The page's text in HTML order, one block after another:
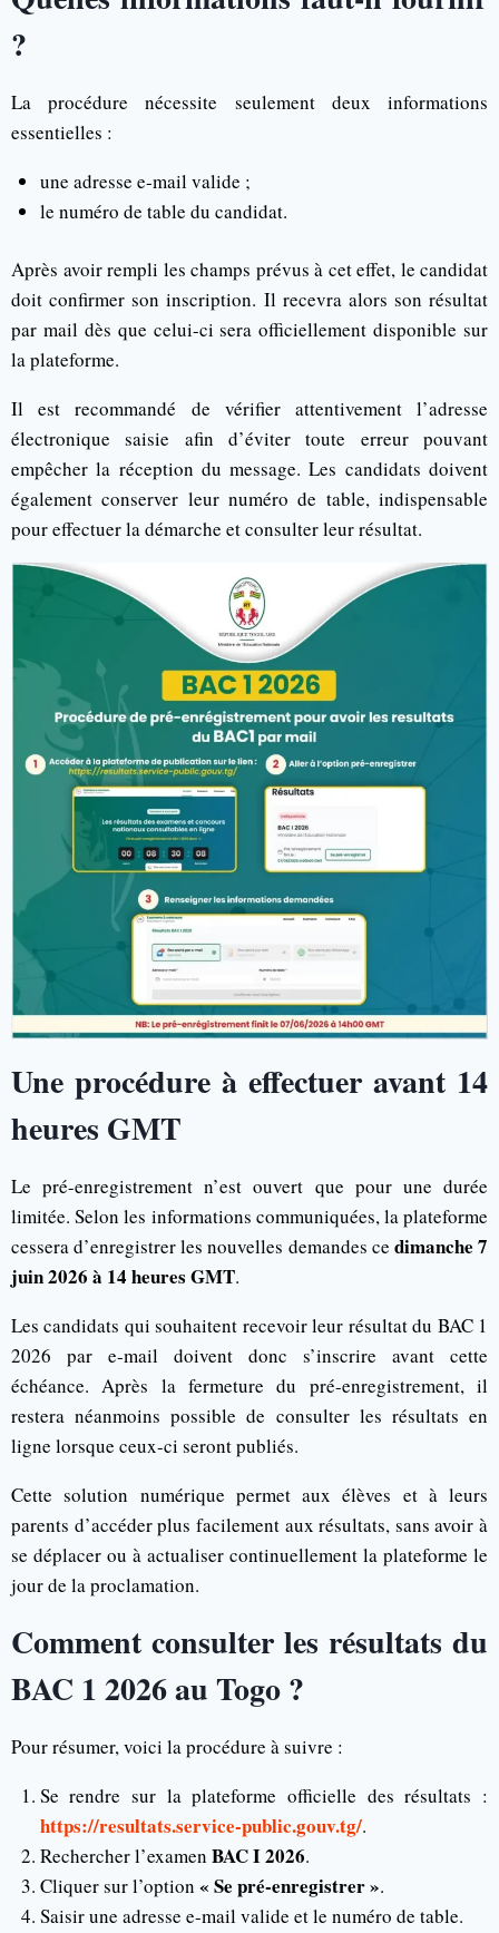
?
La procédure nécessite seulement deux informations
essentielles :
une adresse e-mail valide ;
le numéro de table du candidat.
Après avoir rempli les champs prévus à cet effet, le candidat
doit confirmer son inscription. Il recevra alors son résultat
par mail dès que celui-ci sera officiellement disponible sur
la plateforme.
Il est recommandé de vérifier attentivement l’adresse
électronique saisie afin d’éviter toute erreur pouvant
empêcher la réception du message. Les candidats doivent
également conserver leur numéro de table, indispensable
pour effectuer la démarche et consulter leur résultat.
Une procédure à effectuer avant 14
heures GMT
Le pré-enregistrement n’est ouvert que pour une durée
limitée. Selon les informations communiquées, la plateforme
cessera d’enregistrer les nouvelles demandes ce dimanche 7
juin 2026 à 14 heures GMT.
Les candidats qui souhaitent recevoir leur résultat du BAC 1
2026 par e-mail doivent donc s’inscrire avant cette
échéance. Après la fermeture du pré-enregistrement, il
restera néanmoins possible de consulter les résultats en
ligne lorsque ceux-ci seront publiés.
Cette solution numérique permet aux élèves et à leurs
parents d’accéder plus facilement aux résultats, sans avoir à
se déplacer ou à actualiser continuellement la plateforme le
jour de la proclamation.
Comment consulter les résultats du
BAC 1 2026 au Togo ?
Pour résumer, voici la procédure à suivre :
Se rendre sur la plateforme officielle des résultats :
https://resultats.service-public.gouv.tg/.
Rechercher l’examen BAC I 2026.
Cliquer sur l’option « Se pré-enregistrer ».
Saisir une adresse e-mail valide et le numéro de table.